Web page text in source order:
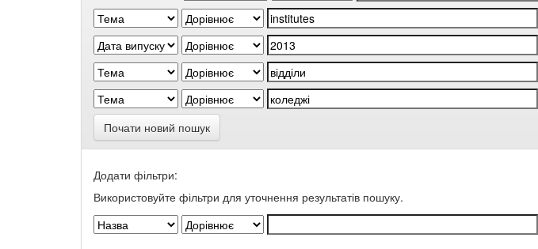
Почати новий пошук
Додати фільтри:
Використовуйте фільтри для уточнення результатів пошуку.